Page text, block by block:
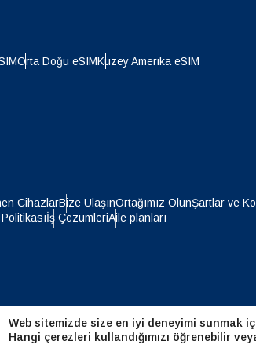
Orta Doğu eSIMKuzey Amerika eSIM
CihazlarBize UlaşınOrtağımız OlunŞartlar ve
İş ÇözümleriAile planları
Polski
简体中文
CAD - Kanada Doları
CHF - İsviçre Frangı
Web sitemizde size en iyi deneyimi sunmak
Hangi çerezleri kullandığımızı öğrenebilir